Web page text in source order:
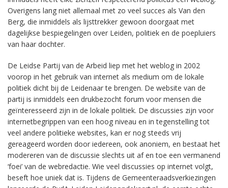
Overigens lang niet allemaal met zo veel succes als Van den
Berg, die inmiddels als lijsttrekker gewoon doorgaat met
dagelijkse bespiegelingen over Leiden, politiek en de poepluiers
van haar dochter.
De Leidse Partij van de Arbeid liep met het weblog in 2002
voorop in het gebruik van internet als medium om de lokale
politiek dicht bij de Leidenaar te brengen. De website van de
partij is inmiddels een drukbezocht forum voor mensen die
geïnteresseerd zijn in de lokale politiek. De discussies zijn voor
internetbegrippen van een hoog niveau en in tegenstelling tot
veel andere politieke websites, kan er nog steeds vrij
gereageerd worden door iedereen, ook anoniem, en bestaat het
modereren van de discussie slechts uit af en toe een vermanend
‘foei’ van de webredactie. Wie veel discussies op internet volgt,
beseft hoe uniek dat is. Tijdens de Gemeenteraadsverkiezingen